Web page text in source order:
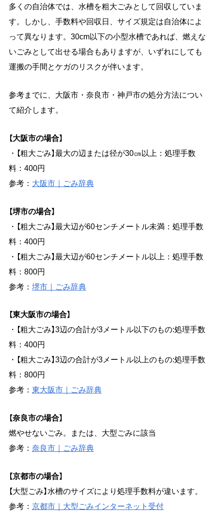
多くの自治体では、水槽を粗大ごみとして回収していま
す。しかし、手数料や回収日、サイズ規定は自治体によ
って異なります。30cm以下の小型水槽であれば、燃えな
いごみとして出せる場合もありますが、いずれにしても
運搬の手間とケガのリスクが伴います。
参考までに、大阪市・奈良市・神戸市の処分方法につい
て紹介します。
【大阪市の場合】
・【粗大ごみ】最大の辺または径が30㎝以上：処理手数
料：400円
参考： 大阪市｜ごみ辞典
【堺市の場合】
・【粗大ごみ】最大辺が60センチメートル未満：処理手数
料：400円
・【粗大ごみ】最大辺が60センチメートル以上：処理手数
料：800円
参考： 堺市｜ごみ辞典
【東大阪市の場合】
・【粗大ごみ】3辺の合計が3メートル以下のもの:処理手数
料：400円
・【粗大ごみ】3辺の合計が3メートル以上のもの:処理手数
料：800円
参考： 東大阪市｜ごみ辞典
【奈良市の場合】
燃やせないごみ。または、大型ごみに該当
参考： 奈良市｜ごみ辞典
【京都市の場合】
【大型ごみ】水槽のサイズにより処理手数料が違います。
参考： 京都市｜大型ごみインターネット受付